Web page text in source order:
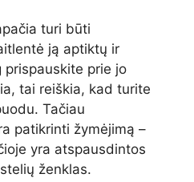
turi būti
ją aptiktų ir
prie jo
tai reiškia, kad turite
Tačiau
patikrinti žymėjimą –
yra atspausdintos
ženklas.